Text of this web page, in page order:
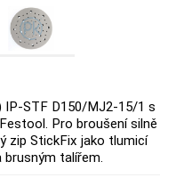
IP-STF D150/MJ2-15/1 s
Pro broušení silně
zip StickFix jako tlumicí
talířem.